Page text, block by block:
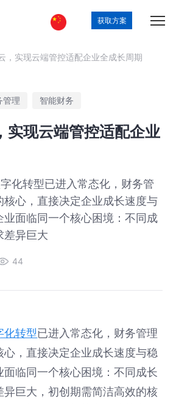
获取方案
，实现云端管控适配企业全成长周期
管理 智能财务
实现云端管控适配企业
化转型已进入常态化，财务管
核心，直接决定企业成长速度与
业面临同一个核心困境：不同成
差异巨大
44
化转型已进入常态化，财务管理
心，直接决定企业成长速度与稳
面临同一个核心困境：不同成长
异巨大，初创期需简洁高效的核